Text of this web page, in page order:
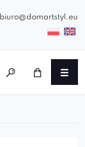
biuro@domartstyl.eu